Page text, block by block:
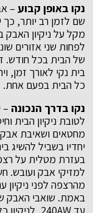
נקו באופן קבוע –
שם לזמן רב יותר, כך
מקל על ניקיון
לפחות שני אזורים
של הבית בכל חודש.
בית נקי לאורך זמן,
כל הבית בפעם אחת.
נקו בדרך הנכונה –
לטובת ניקיון הבית
מחטאים ושאיבת אבק
יחדיו בשביל להשיג
בעזרת מטלית על
למזיקי אבק ועובש.
מהרצפה לפני
עד 240AW, לניקיון כל האבק מביתכם.